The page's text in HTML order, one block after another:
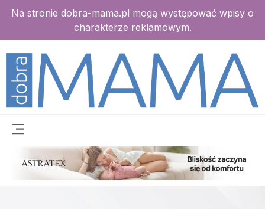
Na stronie dobra-mama.pl mogą występować wpisy o
charakterze reklamowym.